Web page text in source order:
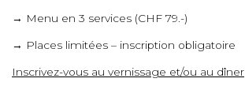
→ Menu en 3 services (CHF 79.-)
→ Places limitées – inscription obligatoire
Inscrivez-vous au vernissage et/ou au dîner